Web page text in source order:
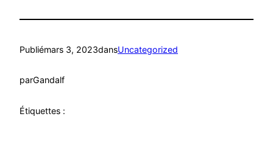
Publiémars 3, 2023dansUncategorized
parGandalf
Étiquettes :